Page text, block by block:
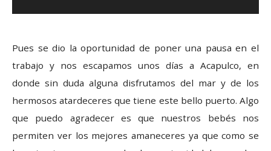
Pues se dio la oportunidad de poner una pausa en el
trabajo y nos escapamos unos días a Acapulco, en
donde sin duda alguna disfrutamos del mar y de los
hermosos atardeceres que tiene este bello puerto. Algo
que puedo agradecer es que nuestros bebés nos
permiten ver los mejores amaneceres ya que como se